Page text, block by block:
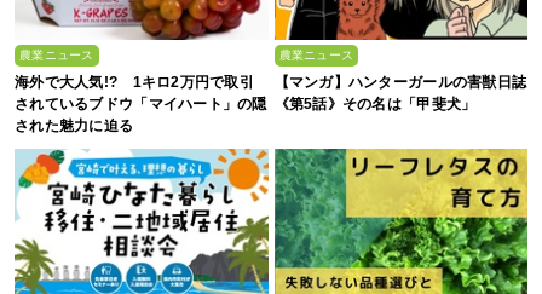
農業ニュース
海外で大人気!? 1キロ2万円で取引
されているブドウ「マイハート」の隠
された魅力に迫る
農業ニュース
【マンガ】ハンターガールの害獣日誌
《第5話》その名は「甲斐犬」